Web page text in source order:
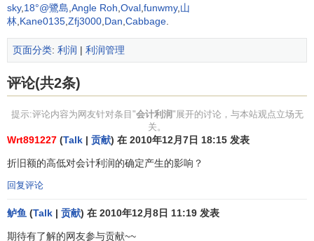
sky, 18°@鷺島 Angle Roh Oval funwmy, 山
林 Kane0135 Zfj3000 Dan Cabbage
页面分类: 利润 | 利润管理
评论(共2条)
提示:评论内容为网友针对条目"会计利润"展开的讨论，与本站观点立场无
关。
Wrt891227 (Talk | 贡献) 在 2010年12月7日 18:15 发表
折旧额的高低对会计利润的确定产生的影响？
回复评论
鲈鱼 (Talk | 贡献) 在 2010年12月8日 11:19 发表
期待有了解的网友参与贡献~~